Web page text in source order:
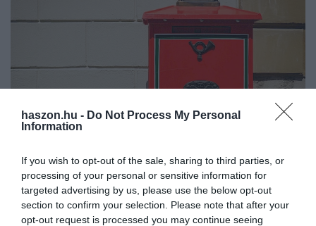
haszon.hu - Do Not Process My Personal
Information
If you wish to opt-out of the sale, sharing to third parties, or
processing of your personal or sensitive information for
targeted advertising by us, please use the below opt-out
section to confirm your selection. Please note that after your
opt-out request is processed you may continue seeing
PIACOK
Élt 174 évet, megszünteti ezt a szolgáltatást a
Magyar Posta